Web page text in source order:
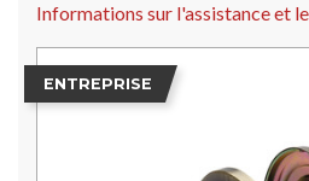
Informations sur l'assistance et
ENTREPRISE